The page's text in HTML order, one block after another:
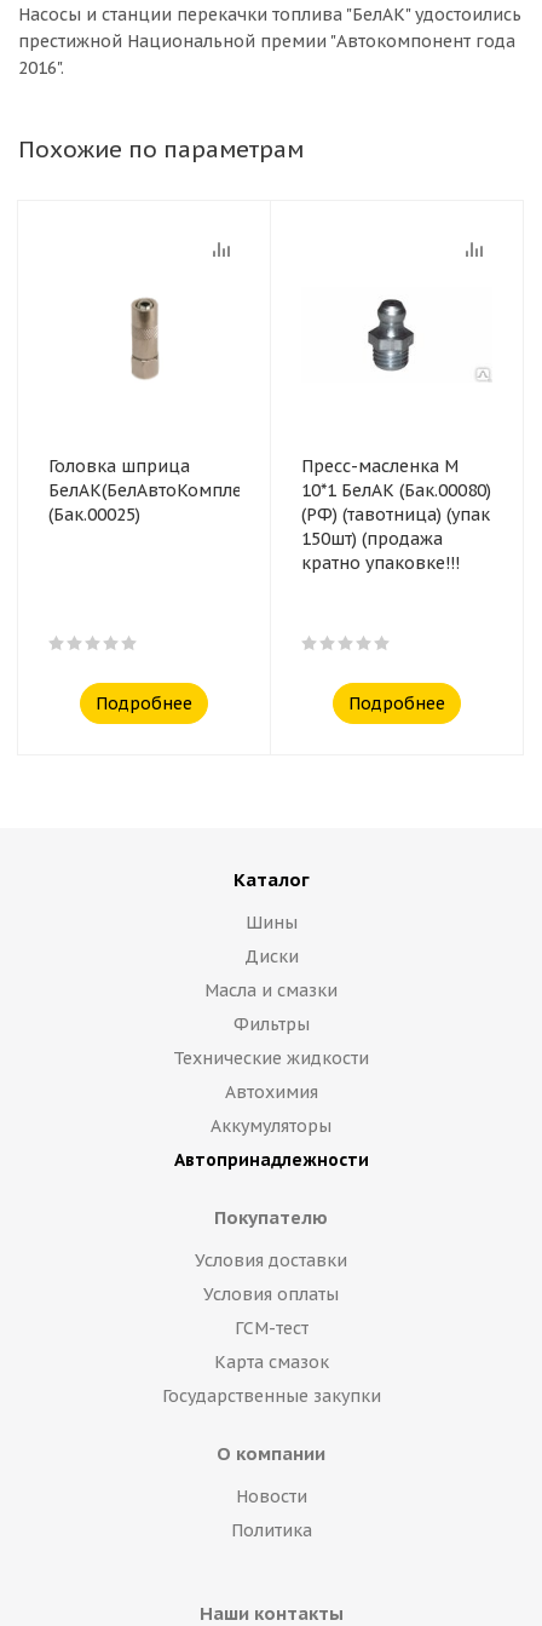
Насосы и станции перекачки топлива "БелАК" удостоились
престижной Национальной премии "Автокомпонент года
2016".
Похожие по параметрам
Головка шприца
БелАК(БелАвтоКомплект)
(Бак.00025)
Подробнее
Пресс-масленка М
10*1 БелАК (Бак.00080)
(РФ) (тавотница) (упак
150шт) (продажа
кратно упаковке!!!
Подробнее
Каталог
Шины
Диски
Масла и смазки
Фильтры
Технические жидкости
Автохимия
Аккумуляторы
Автопринадлежности
Покупателю
Условия доставки
Условия оплаты
ГСМ-тест
Карта смазок
Государственные закупки
О компании
Новости
Политика
Наши контакты